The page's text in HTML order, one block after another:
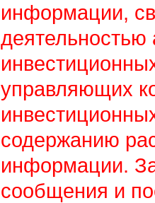
информации,
управляющих
содержанию
информации.
сообщения и